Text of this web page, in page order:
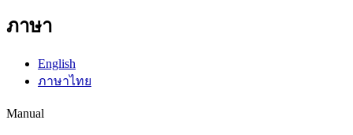
ภาษา
English
ภาษาไทย
Manual